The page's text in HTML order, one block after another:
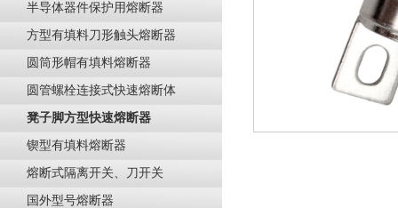
半导体器件保护用熔断器
方型有填料刀形触头熔断器
圆筒形帽有填料熔断器
圆管螺栓连接式快速熔断体
凳子脚方型快速熔断器
锲型有填料熔断器
熔断式隔离开关、刀开关
国外型号熔断器